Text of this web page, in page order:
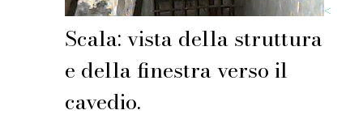
<
Scala: vista della struttura
e della finestra verso il
cavedio.